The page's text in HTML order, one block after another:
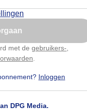
met de gebruikers-
Inloggen
DPG Media.
de popup
later
niet elke dag deze pop-up
aan te passen